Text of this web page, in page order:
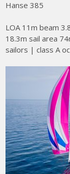
Hanse 385
LOA 11m beam
18.3m sail area
sailors | class A